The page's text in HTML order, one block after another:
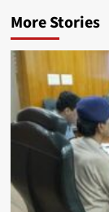
More Stories